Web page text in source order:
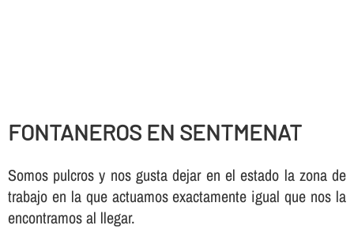
FONTANEROS EN SENTMENAT
Somos pulcros y nos gusta dejar en el estado la zona de
trabajo en la que actuamos exactamente igual que nos la
encontramos al llegar.